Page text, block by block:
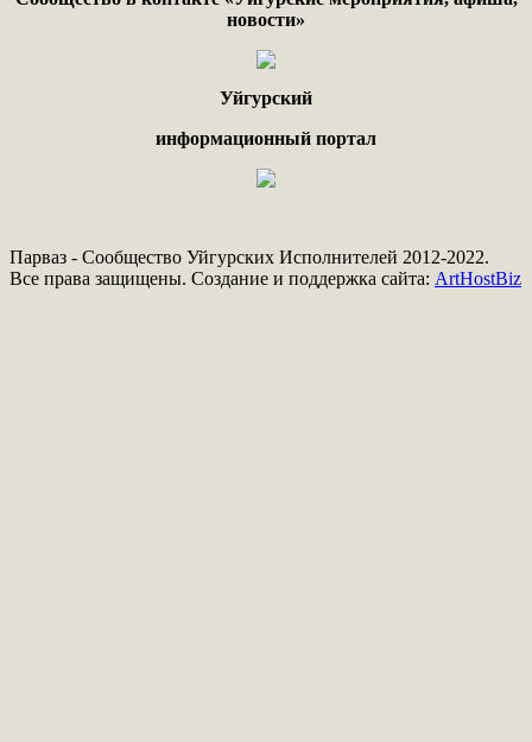
новости»
Уйгурский
информационный портал
Парваз - Сообщество Уйгурских Исполнителей 2012-2022.
Все права защищены. Создание и поддержка сайта: ArtHostBiz